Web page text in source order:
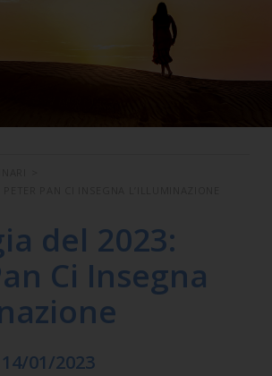
del 2023:
Ci Insegna
01/2023